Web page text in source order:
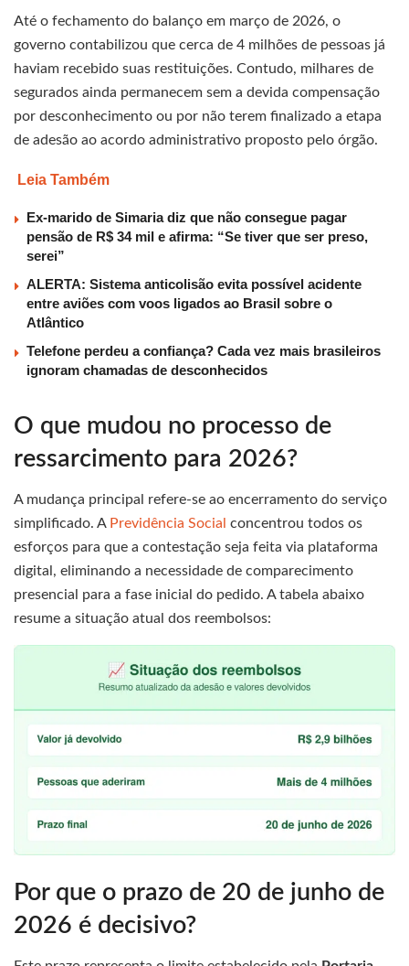
Até o fechamento do balanço em março de 2026, o
governo contabilizou que cerca de 4 milhões de pessoas já
haviam recebido suas restituições. Contudo, milhares de
segurados ainda permanecem sem a devida compensação
por desconhecimento ou por não terem finalizado a etapa
de adesão ao acordo administrativo proposto pelo órgão.
Leia Também
Ex-marido de Simaria diz que não consegue pagar
pensão de R$ 34 mil e afirma: “Se tiver que ser preso,
serei”
ALERTA: Sistema anticolisão evita possível acidente
entre aviões com voos ligados ao Brasil sobre o
Atlântico
Telefone perdeu a confiança? Cada vez mais brasileiros
ignoram chamadas de desconhecidos
O que mudou no processo de
ressarcimento para 2026?
A mudança principal refere-se ao encerramento do serviço
simplificado. A Previdência Social concentrou todos os
esforços para que a contestação seja feita via plataforma
digital, eliminando a necessidade de comparecimento
presencial para a fase inicial do pedido. A tabela abaixo
resume a situação atual dos reembolsos:
Por que o prazo de 20 de junho de
2026 é decisivo?